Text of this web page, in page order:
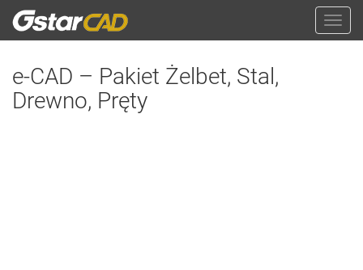
e-CAD – Pakiet Żelbet, Stal,
Drewno, Pręty